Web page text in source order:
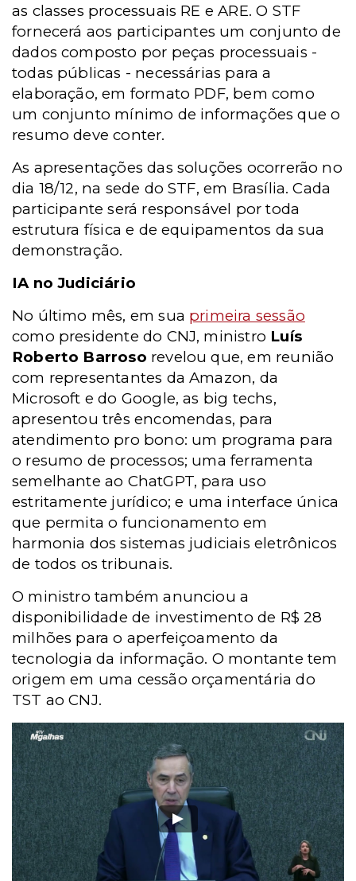
as classes processuais RE e ARE. O STF
fornecerá aos participantes um conjunto de
dados composto por peças processuais -
todas públicas - necessárias para a
elaboração, em formato PDF, bem como
um conjunto mínimo de informações que o
resumo deve conter.
As apresentações das soluções ocorrerão no
dia 18/12, na sede do STF, em Brasília. Cada
participante será responsável por toda
estrutura física e de equipamentos da sua
demonstração.
IA no Judiciário
No último mês, em sua primeira sessão
como presidente do CNJ, ministro Luís
Roberto Barroso revelou que, em reunião
com representantes da Amazon, da
Microsoft e do Google, as big techs,
apresentou três encomendas, para
atendimento pro bono: um programa para
o resumo de processos; uma ferramenta
semelhante ao ChatGPT, para uso
estritamente jurídico; e uma interface única
que permita o funcionamento em
harmonia dos sistemas judiciais eletrônicos
de todos os tribunais.
O ministro também anunciou a
disponibilidade de investimento de R$ 28
milhões para o aperfeiçoamento da
tecnologia da informação. O montante tem
origem em uma cessão orçamentária do
TST ao CNJ.